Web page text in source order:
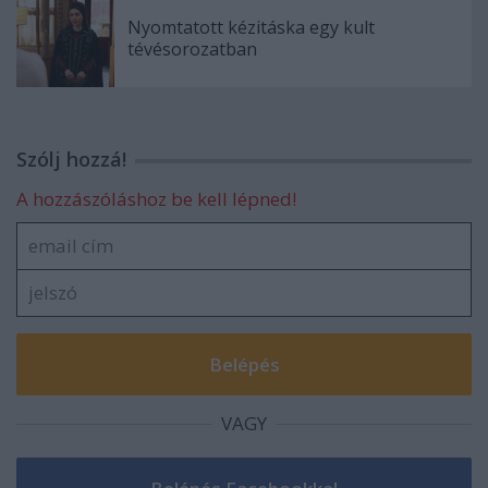
Nyomtatott kézitáska egy kult
tévésorozatban
Szólj hozzá!
A hozzászóláshoz be kell lépned!
VAGY